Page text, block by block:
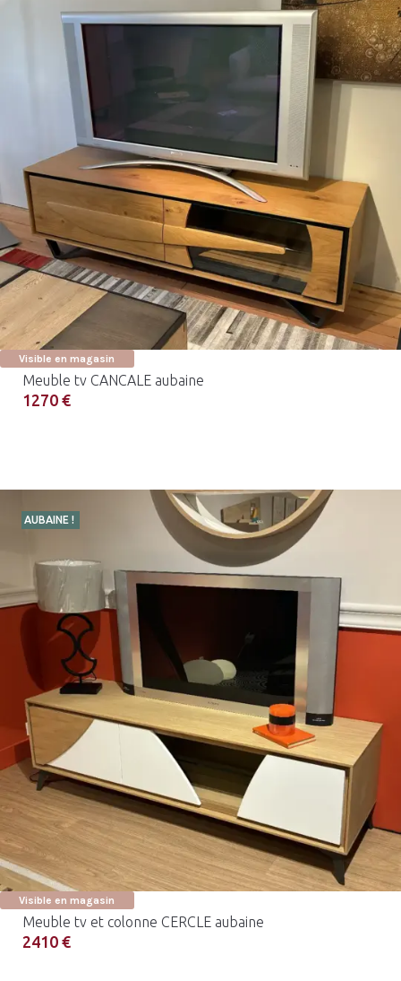
Visible en magasin
Meuble tv CANCALE aubaine
1270 €
AUBAINE !
Visible en magasin
Meuble tv et colonne CERCLE aubaine
2410 €